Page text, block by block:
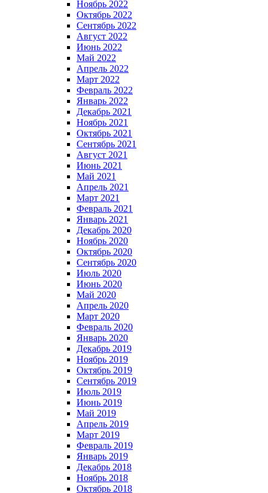
Ноябрь 2022
Октябрь 2022
Сентябрь 2022
Август 2022
Июнь 2022
Май 2022
Апрель 2022
Март 2022
Февраль 2022
Январь 2022
Декабрь 2021
Ноябрь 2021
Октябрь 2021
Сентябрь 2021
Август 2021
Июнь 2021
Май 2021
Апрель 2021
Март 2021
Февраль 2021
Январь 2021
Декабрь 2020
Ноябрь 2020
Октябрь 2020
Сентябрь 2020
Июль 2020
Июнь 2020
Май 2020
Апрель 2020
Март 2020
Февраль 2020
Январь 2020
Декабрь 2019
Ноябрь 2019
Октябрь 2019
Сентябрь 2019
Июль 2019
Июнь 2019
Май 2019
Апрель 2019
Март 2019
Февраль 2019
Январь 2019
Декабрь 2018
Ноябрь 2018
Октябрь 2018